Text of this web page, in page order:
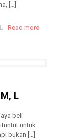
[…]
Read more
L
beli
untuk
bukan […]